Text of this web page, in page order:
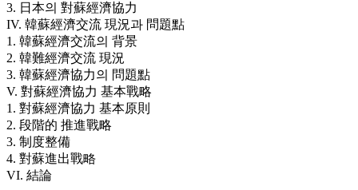
3. 日本의 對蘇經濟協力
IV. 韓蘇經濟交流 現況과 問題點
1. 韓蘇經濟交流의 背景
2. 韓難經濟交流 現況
3. 韓蘇經濟協力의 問題點
V. 對蘇經濟協力 基本戰略
1. 對蘇經濟協力 基本原則
2. 段階的 推進戰略
3. 制度整備
4. 對蘇進出戰略
VI. 結論